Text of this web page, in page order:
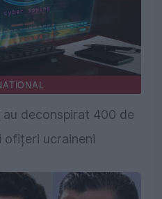
au deconspirat 400 de
ofițeri ucraineni